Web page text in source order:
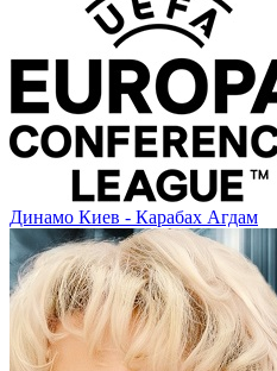
Динамо Киев - Карабах Агдам